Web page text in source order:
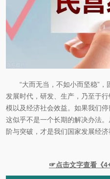
“大而无当，不如小而坚稳”
发展时代，研发、生产，乃至于
模以及经济社会效益。如果我们
这似乎不是一个长期的解决办法
阶与突破，才是我们国家发展经济
☞点击文字查看《